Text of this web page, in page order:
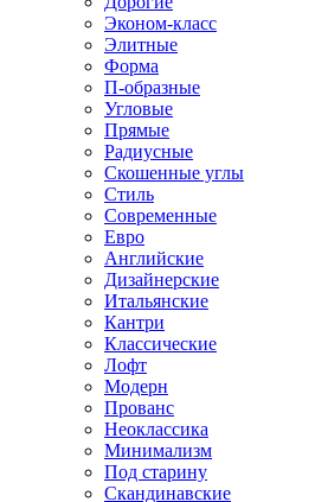
Эконом-класс
Элитные
Форма
П-образные
Угловые
Прямые
Радиусные
Скошенные углы
Стиль
Современные
Евро
Английские
Дизайнерские
Итальянские
Кантри
Классические
Лофт
Модерн
Прованс
Неоклассика
Минимализм
Под старину
Скандинавские